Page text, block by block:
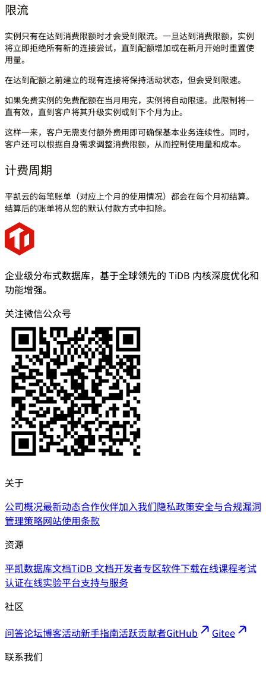
限流
实例只有在达到消费限额时才会受到限流。一旦达到消费限额，实例
将立即拒绝所有新的连接尝试，直到配额增加或在新月开始时重置使
用量。
在达到配额之前建立的现有连接将保持活动状态，但会受到限速。
如果免费实例的免费配额在当月用完，实例将自动限速。此限制将一
直有效，直到客户将其升级实例或到下个月为止。
这样一来，客户无需支付额外费用即可确保基本业务连续性。同时，
客户还可以根据自身需求调整消费限额，从而控制使用量和成本。
计费周期
平凯云的每笔账单（对应上个月的使用情况）都会在每个月初结算。
结算后的账单将从您的默认付款方式中扣除。
企业级分布式数据库，基于全球领先的 TiDB 内核深度优化和
功能增强。
关注微信公众号
关于
公司概况最新动态合作伙伴加入我们隐私政策安全与合规漏洞
管理策略网站使用条款
资源
平凯数据库文档TiDB 文档开发者专区软件下载在线课程考试
认证在线实验平台支持与服务
社区
问答论坛博客活动新手指南活跃贡献者GitHub
Gitee
联系我们